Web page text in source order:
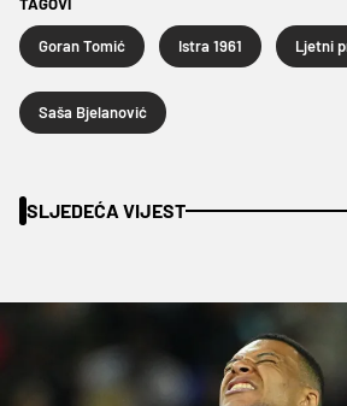
Goran Tomić Istra 1961
Saša Bjelanović
SLJEDEĆA VIJEST